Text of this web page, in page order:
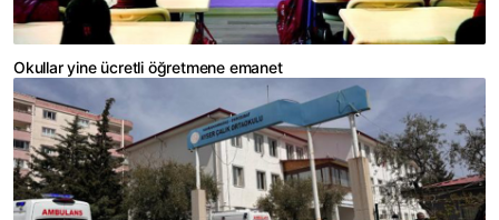
Okullar yine ücretli öğretmene emanet